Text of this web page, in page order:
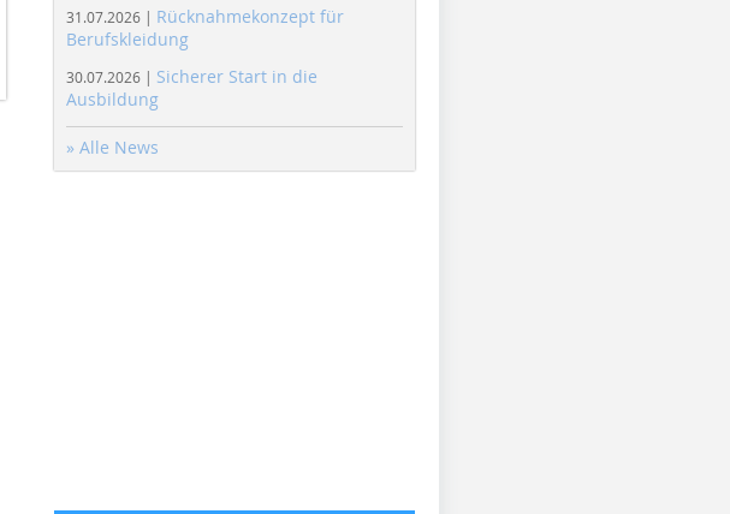
31.07.2026 | Rücknahmekonzept für
Berufskleidung
30.07.2026 | Sicherer Start in die
Ausbildung
» Alle News